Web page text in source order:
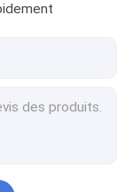
de température